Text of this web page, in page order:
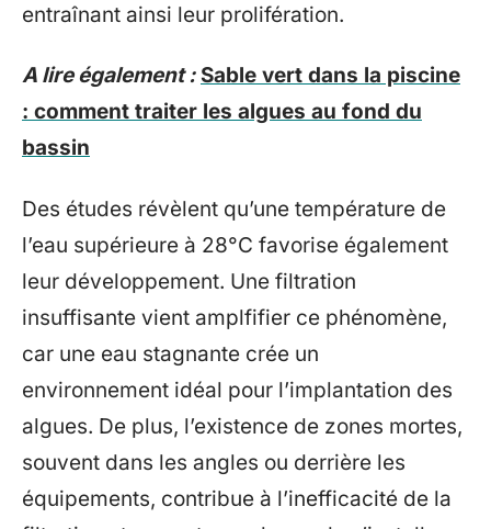
entraînant ainsi leur prolifération.
A lire également : Sable vert dans la piscine
: comment traiter les algues au fond du
bassin
Des études révèlent qu’une température de
l’eau supérieure à 28°C favorise également
leur développement. Une filtration
insuffisante vient amplfifier ce phénomène,
car une eau stagnante crée un
environnement idéal pour l’implantation des
algues. De plus, l’existence de zones mortes,
souvent dans les angles ou derrière les
équipements, contribue à l’inefficacité de la